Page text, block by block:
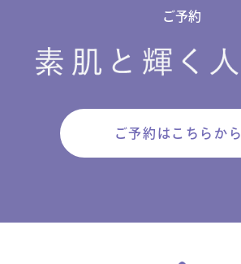
ご予約
ご予約はこちらから